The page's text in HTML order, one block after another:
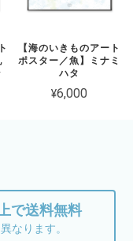
【海のいきものアート
ポスター／魚】ミナミ
ハタ
¥6,000
で送料無料
なります。